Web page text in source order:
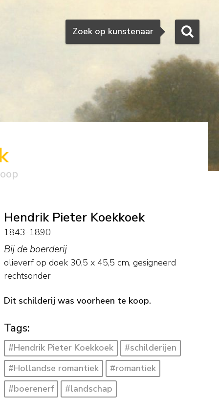
Zoeken
Zoek op kunstenaar
Hendrik Pieter Koekkoek
1843-1890
Bij de boerderij
olieverf op doek 30,5 x 45,5 cm, gesigneerd
rechtsonder
Dit schilderij was voorheen te koop.
Tags:
#Hendrik Pieter Koekkoek
#schilderijen
#Hollandse romantiek
#romantiek
#boerenerf
#landschap